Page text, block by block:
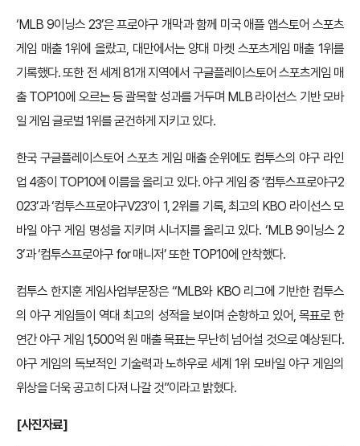
‘MLB 9이닝스 23’은 프로야구 개막과 함께 미국 애플 앱스토어 스포츠
게임 매출 1위에 올랐고, 대만에서는 양대 마켓 스포츠게임 매출 1위를
기록했다. 또한 전 세계 81개 지역에서 구글플레이스토어 스포츠게임 매
출 TOP10에 오르는 등 괄목할 성과를 거두며 MLB 라이선스 기반 모바
일 게임 글로벌 1위를 굳건하게 지키고 있다.
한국 구글플레이스토어 스포츠 게임 매출 순위에도 컴투스의 야구 라인
업 4종이 TOP10에 이름을 올리고 있다. 야구 게임 중 ‘컴투스프로야구2
023’과 ‘컴투스프로야구V23’이 1, 2위를 기록, 최고의 KBO 라이선스 모
바일 야구 게임 명성을 지키며 시너지를 올리고 있다. ‘MLB 9이닝스 2
3’과 ‘컴투스프로야구 for 매니저’ 또한 TOP10에 안착했다.
컴투스 한지훈 게임사업부문장은 “MLB와 KBO 리그에 기반한 컴투스
의 야구 게임들이 역대 최고의 성적을 보이며 순항하고 있어, 목표로 한
연간 야구 게임 1,500억 원 매출 목표는 무난히 넘어설 것으로 예상된다.
야구 게임의 독보적인 기술력과 노하우로 세계 1위 모바일 야구 게임의
위상을 더욱 공고히 다져 나갈 것”이라고 밝혔다.
[사진자료]